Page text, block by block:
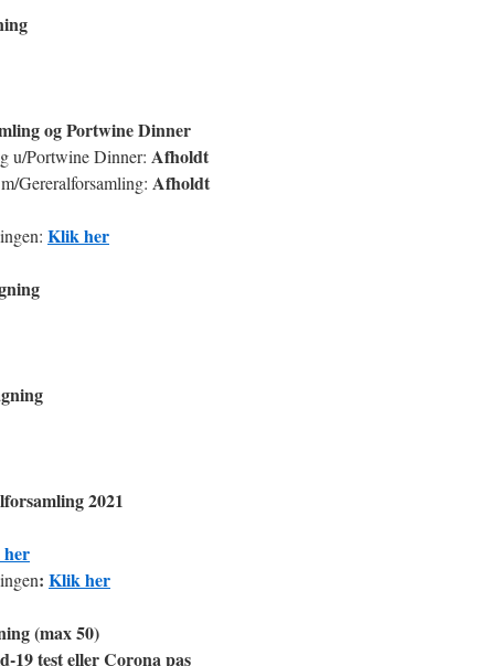
og Portwine Dinner
u/Portwine Dinner: Afholdt
Gereralforsamling: Afholdt
Klik her
2021
: Klik her
(max 50)
19 test eller Corona pas